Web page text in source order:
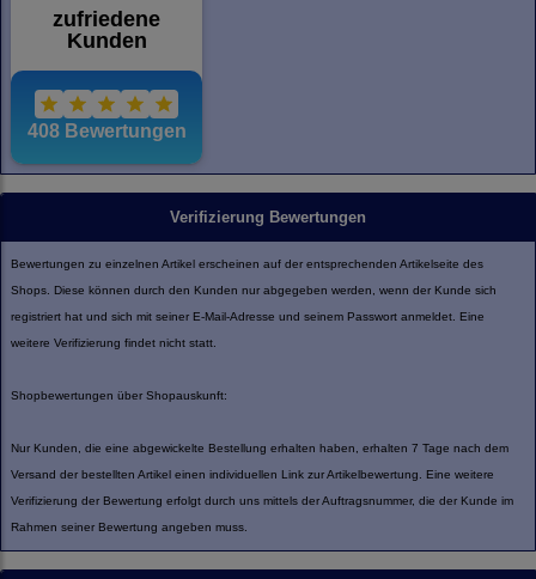
Verifizierung Bewertungen
Bewertungen zu einzelnen Artikel erscheinen auf der entsprechenden Artikelseite des
Shops. Diese können durch den Kunden nur abgegeben werden, wenn der Kunde sich
registriert hat und sich mit seiner E-Mail-Adresse und seinem Passwort anmeldet. Eine
weitere Verifizierung findet nicht statt.
Shopbewertungen über Shopauskunft:
Nur Kunden, die eine abgewickelte Bestellung erhalten haben, erhalten 7 Tage nach dem
Versand der bestellten Artikel einen individuellen Link zur Artikelbewertung. Eine weitere
Verifizierung der Bewertung erfolgt durch uns mittels der Auftragsnummer, die der Kunde im
Rahmen seiner Bewertung angeben muss.